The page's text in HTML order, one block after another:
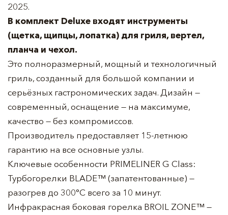
2025.
В комплект Deluxe входят инструменты
(щетка, щипцы, лопатка) для гриля, вертел,
планча и чехол.
Это полноразмерный, мощный и технологичный
гриль, созданный для большой компании и
серьёзных гастрономических задач. Дизайн —
современный, оснащение — на максимуме,
качество — без компромиссов.
Производитель предоставляет 15-летнюю
гарантию на все основные узлы.
Ключевые особенности PRIMELINER G Class:
Турбогорелки BLADE™️ (запатентованные) —
разогрев до 300°C всего за 10 минут.
Инфракрасная боковая горелка BROIL ZONE™️ —